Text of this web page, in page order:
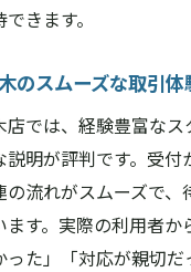
きます。
のスムーズな取引体
店では、経験豊富な
明が評判です。受付
流れがスムーズで、
す。実際の利用者か
った」「対応が親切